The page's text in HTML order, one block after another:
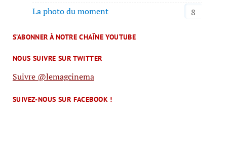
La photo du moment
8
S’ABONNER À NOTRE CHAÎNE YOUTUBE
NOUS SUIVRE SUR TWITTER
Suivre @lemagcinema
SUIVEZ-NOUS SUR FACEBOOK !